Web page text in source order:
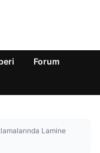
Forum
Lamine